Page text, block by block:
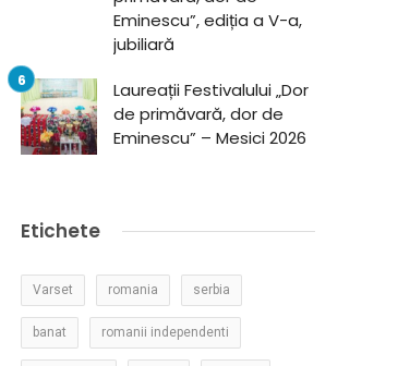
Eminescu”, ediția a V-a,
jubiliară
Laureații Festivalului „Dor
de primăvară, dor de
Eminescu” – Mesici 2026
Etichete
Varset romania serbia
banat romanii independenti